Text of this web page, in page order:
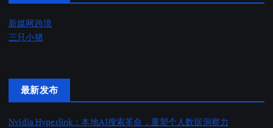
新媒网跨境
三只小猪
最新发布
Nvidia Hyperlink：本地AI搜索革命，重塑个人数据洞察力